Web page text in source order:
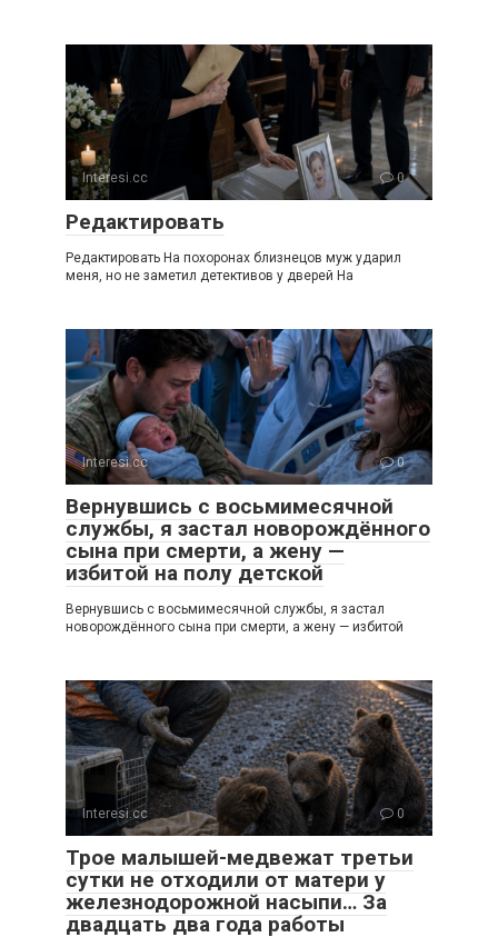
Interesi.cc 0
Редактировать
Редактировать На похоронах близнецов муж ударил
меня, но не заметил детективов у дверей На
Interesi.cc 0
Вернувшись с восьмимесячной
службы, я застал новорождённого
сына при смерти, а жену —
избитой на полу детской
Вернувшись с восьмимесячной службы, я застал
новорождённого сына при смерти, а жену — избитой
Interesi.cc 0
Трое малышей-медвежат третьи
сутки не отходили от матери у
железнодорожной насыпи… За
двадцать два года работы